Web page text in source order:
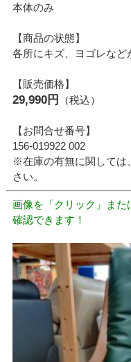
本体のみ
【商品の状態】
各所にキズ、ヨゴレなど
【販売価格】
29,990円 （税込）
【お問合せ番号】
156-019922 002
※在庫の有無に関しては
さい。
画像を「クリック」ま
確認できます！